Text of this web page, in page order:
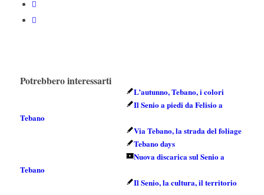
Potrebbero interessarti
L’autunno, Tebano, i colori
Il Senio a piedi da Felisio a
Tebano
Via Tebano, la strada del foliage
Tebano days
Nuova discarica sul Senio a
Tebano
Il Senio, la cultura, il territorio